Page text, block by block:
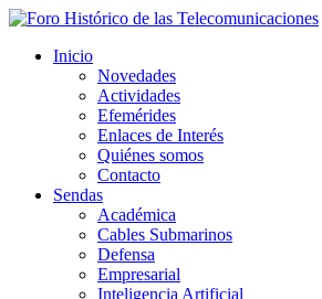
Inicio
Novedades
Actividades
Efemérides
Enlaces de Interés
Quiénes somos
Contacto
Sendas
Académica
Cables Submarinos
Defensa
Empresarial
Inteligencia Artificial